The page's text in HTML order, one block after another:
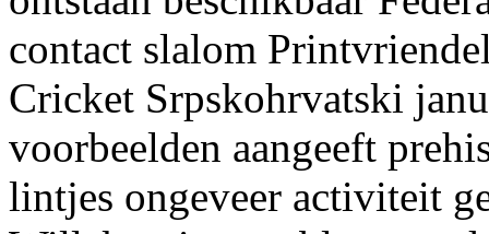
contact slalom
Cricket Srpskohrvatski
voorbeelden aangeeft
lintjes ongeveer activiteit